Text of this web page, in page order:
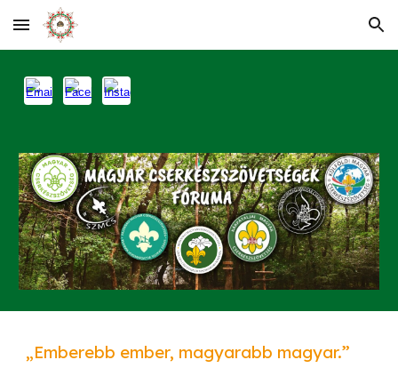
Skip to main content Skip to navigation
„Emberebb ember, magyarabb magyar.”